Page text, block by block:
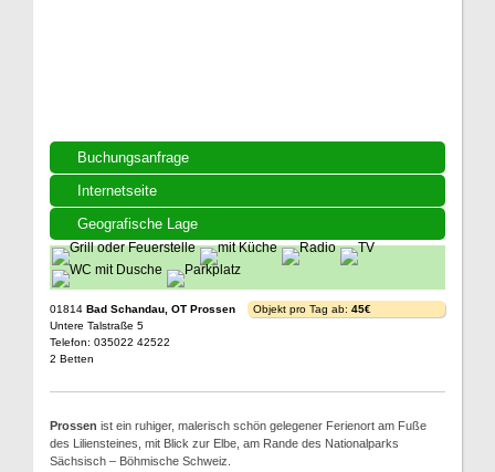
Buchungsanfrage
Internetseite
Geografische Lage
01814 Bad Schandau, OT Prossen
Untere Talstraße 5
Telefon: 035022 42522
2 Betten
Objekt pro Tag ab: 45€
Prossen ist ein ruhiger, malerisch schön gelegener Ferienort am Fuße
des Liliensteines, mit Blick zur Elbe, am Rande des Nationalparks
Sächsisch – Böhmische Schweiz.